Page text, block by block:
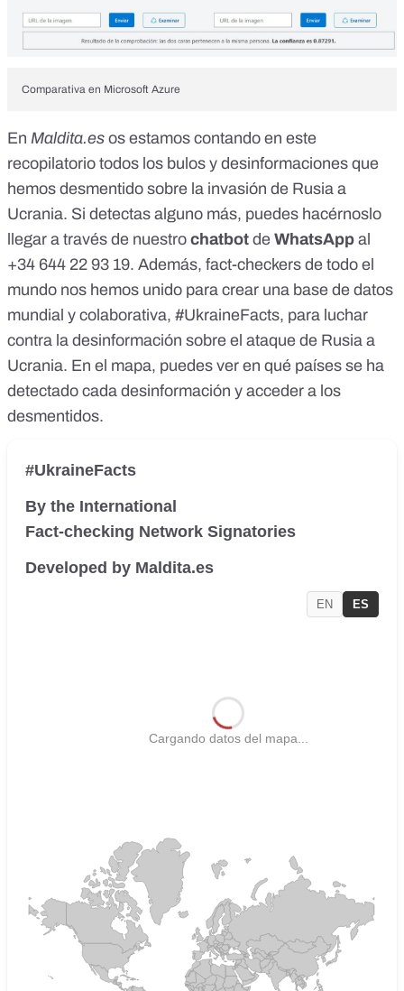
Comparativa en Microsoft Azure
En Maldita.es os estamos contando en este
recopilatorio todos los bulos y desinformaciones que
hemos desmentido sobre la invasión de Rusia a
Ucrania. Si detectas alguno más, puedes hacérnoslo
llegar a través de nuestro chatbot de WhatsApp al
+34 644 22 93 19. Además, fact-checkers de todo el
mundo nos hemos unido para crear una base de datos
mundial y colaborativa, #UkraineFacts, para luchar
contra la desinformación sobre el ataque de Rusia a
Ucrania. En el mapa, puedes ver en qué países se ha
detectado cada desinformación y acceder a los
desmentidos.
#UkraineFacts
By the International
Fact-checking Network Signatories
Developed by Maldita.es
EN ES
Cargando datos del mapa...